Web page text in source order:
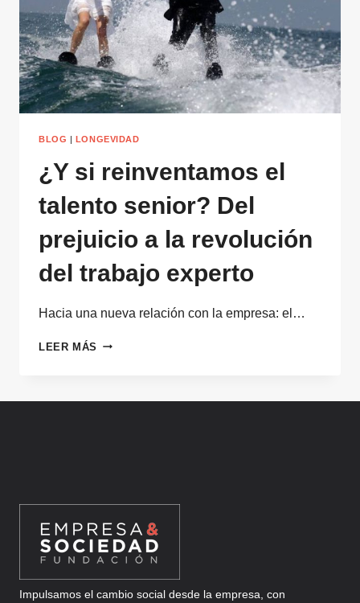
BLOG | LONGEVIDAD
¿Y si reinventamos el
talento senior? Del
prejuicio a la revolución
del trabajo experto
Hacia una nueva relación con la empresa: el…
LEER MÁS ¿Y
REVOLUCIÓN
TRABAJO
EXPERTO
Impulsamos el cambio social desde la empresa, con